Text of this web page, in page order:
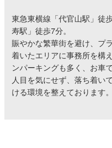
東急東横線「代官山駅」徒
寿駅」徒歩7分。
賑やかな繁華街を避け、プ
着いたエリアに事務所を構
ンパーキングも多く、お車
人目を気にせず、落ち着い
ける環境を整えております。